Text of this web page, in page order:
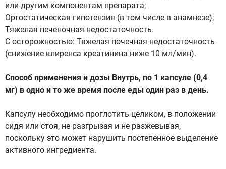
или другим компонентам препарата;
Ортостатическая гипотензия (в том числе в анамнезе);
Тяжелая печеночная недостаточность.
С осторожностью: Тяжелая почечная недостаточность
(снижение клиренса креатинина ниже 10 мл/мин).
Способ применения и дозы Внутрь, по 1 капсуле (0,4
мг) в одно и то же время после еды один раз в день.
Капсулу необходимо проглотить целиком, в положении
сидя или стоя, не разгрызая и не разжевывая,
поскольку это может нарушить постепенное выделение
активного ингредиента.